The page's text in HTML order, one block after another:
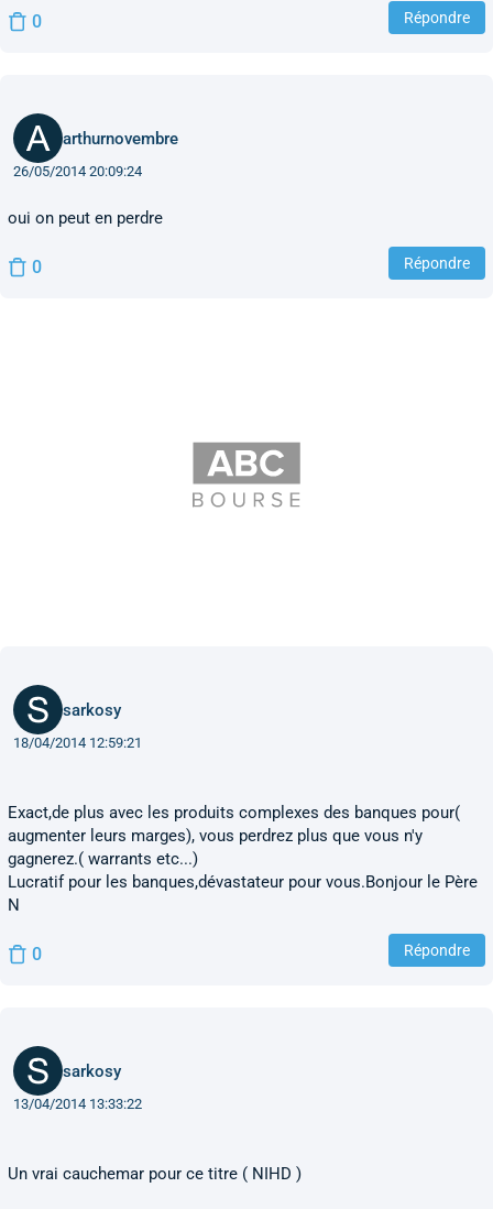
0 Répondre
arthurnovembre
26/05/2014 20:09:24
oui on peut en perdre
0 Répondre
sarkosy
18/04/2014 12:59:21
Exact,de plus avec les produits complexes des banques pour(
augmenter leurs marges), vous perdrez plus que vous n'y
gagnerez.( warrants etc...)
Lucratif pour les banques,dévastateur pour vous.Bonjour le Père
N
0 Répondre
sarkosy
13/04/2014 13:33:22
Un vrai cauchemar pour ce titre ( NIHD )